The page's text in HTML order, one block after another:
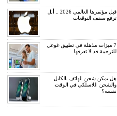
قبل مؤتمرها العالمي 2026 .. أبل
ترفع سقف التوقعات
7 ميزات مذهلة في تطبيق غوغل
للترجمة قد لا تعرفها
هل يمكن شحن الهاتف بالكابل
والشحن اللاسلكي في الوقت
نفسه؟